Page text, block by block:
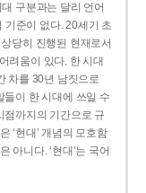
구분과는 달리 언어
기준이 없다. 20세기 초
당히 진행된 현재로서
려움이 있다. 한 시대
차를 30년 남짓으로
이 한 시대에 쓰일 수
점까지의 기간으로 규
‘현대’ 개념의 모호함
아니다. ‘현대’는 국어